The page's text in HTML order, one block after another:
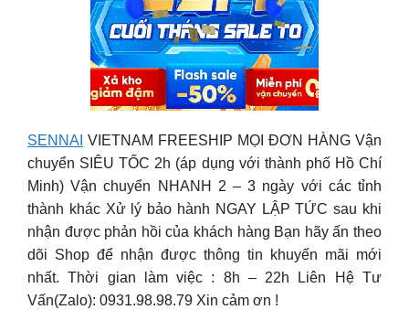
SENNAI VIETNAM FREESHIP MỌI ĐƠN HÀNG Vận
chuyển SIÊU TỐC 2h (áp dụng với thành phố Hồ Chí
Minh) Vận chuyển NHANH 2 – 3 ngày với các tỉnh
thành khác Xử lý bảo hành NGAY LẬP TỨC sau khi
nhận được phản hồi của khách hàng Bạn hãy ấn theo
dõi Shop để nhận được thông tin khuyến mãi mới
nhất. Thời gian làm việc : 8h – 22h Liên Hệ Tư
Vấn(Zalo): 0931.98.98.79 Xin cảm ơn !